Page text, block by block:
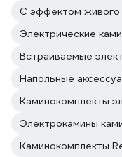
С эффектом живого
Электрические
Встраиваемые
Напольные
Каминокомплекты
Электрокамины
Каминокомплекты